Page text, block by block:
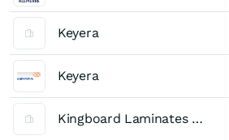
Keyera
Keyera
Kingboard Laminates Holdings